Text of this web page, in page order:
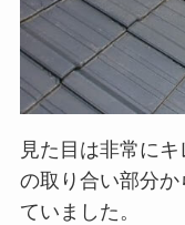
見た目は非常に
の取り合い部分
ていました。